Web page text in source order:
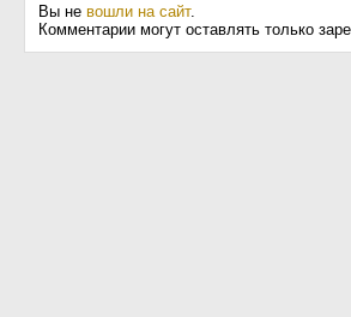
Вы не вошли на сайт.
Комментарии могут оставлять только